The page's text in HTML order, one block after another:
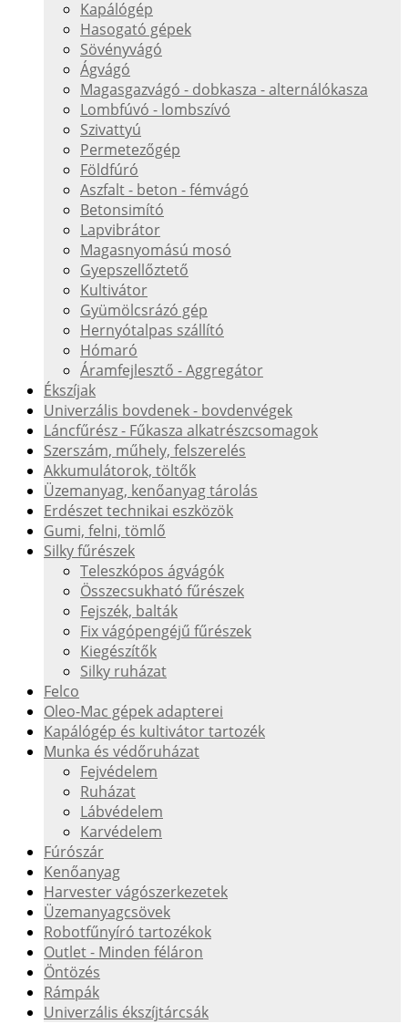
Kapálógép
Hasogató gépek
Sövényvágó
Ágvágó
Magasgazvágó - dobkasza - alternálókasza
Lombfúvó - lombszívó
Szivattyú
Permetezőgép
Földfúró
Aszfalt - beton - fémvágó
Betonsimító
Lapvibrátor
Magasnyomású mosó
Gyepszellőztető
Kultivátor
Gyümölcsrázó gép
Hernyótalpas szállító
Hómaró
Áramfejlesztő - Aggregátor
Ékszíjak
Univerzális bovdenek - bovdenvégek
Láncfűrész - Fűkasza alkatrészcsomagok
Szerszám, műhely, felszerelés
Akkumulátorok, töltők
Üzemanyag, kenőanyag tárolás
Erdészet technikai eszközök
Gumi, felni, tömlő
Silky fűrészek
Teleszkópos ágvágók
Összecsukható fűrészek
Fejszék, balták
Fix vágópengéjű fűrészek
Kiegészítők
Silky ruházat
Felco
Oleo-Mac gépek adapterei
Kapálógép és kultivátor tartozék
Munka és védőruházat
Fejvédelem
Ruházat
Lábvédelem
Karvédelem
Fúrószár
Kenőanyag
Harvester vágószerkezetek
Üzemanyagcsövek
Robotfűnyíró tartozékok
Outlet - Minden féláron
Öntözés
Rámpák
Univerzális ékszíjtárcsák